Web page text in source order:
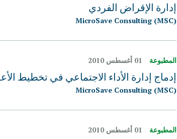
إدارة الإقراض الفردي
MicroSave Consulting (MSC)
المطبوعة 01 أغسطس 2010
إدماج إدارة الأداء الاجتماعي في تخطيط
MicroSave Consulting (MSC)
المطبوعة 01 أغسطس 2010